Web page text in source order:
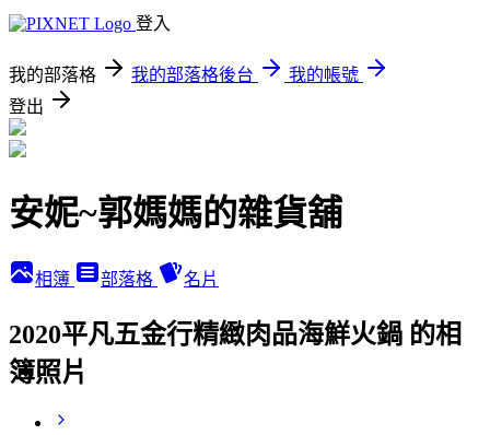
登入
我的部落格 我的部落格後台
我的帳號
登出
安妮~郭媽媽的雜貨舖
相簿 部落格 名片
2020平凡五金行精緻肉品海鮮火鍋 的相
簿照片